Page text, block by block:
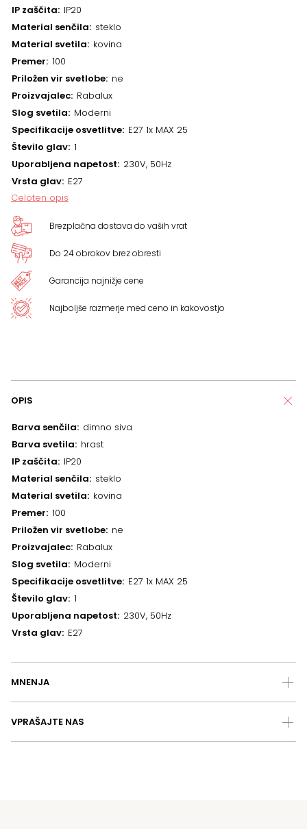
IP zaščita IP20
Material senčila steklo
Material svetila kovina
Premer 100
Priložen vir svetlobe ne
Proizvajalec Rabalux
Slog svetila Moderni
Specifikacije osvetlitve E27 1x MAX 25
Število glav 1
Uporabljena napetost 230V, 50Hz
Vrsta glav E27
Celoten opis
Brezplačna dostava do vaših vrat
Do 24 obrokov brez obresti
Garancija najnižje cene
Najboljše razmerje med ceno in kakovostjo
OPIS
Barva senčila dimno siva
Barva svetila hrast
IP zaščita IP20
Material senčila steklo
Material svetila kovina
Premer 100
Priložen vir svetlobe ne
Proizvajalec Rabalux
Slog svetila Moderni
Specifikacije osvetlitve E27 1x MAX 25
Število glav 1
Uporabljena napetost 230V, 50Hz
Vrsta glav E27
MNENJA
VPRAŠAJTE NAS